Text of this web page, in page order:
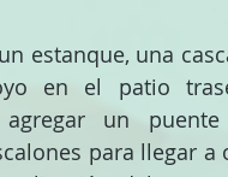
estanque, una
en el patio
agregar un
para llegar a